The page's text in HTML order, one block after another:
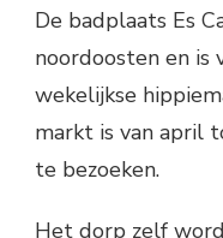
De badplaats Es
noordoosten en is
wekelijkse
markt is van april
te bezoeken.
Het dorp zelf